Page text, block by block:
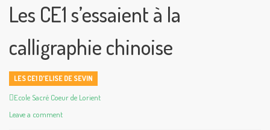
Les CE1 s’essaient à la
calligraphie chinoise
LES CE1 D'ELISE DE SEVIN
Author
Ecole Sacré Coeur de Lorient
Leave a comment